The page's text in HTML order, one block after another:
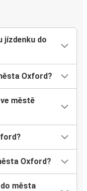
jízdenku do
Oxford?
městě
Oxford?
města